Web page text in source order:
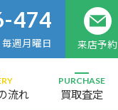
474
週月曜日 来店予約
流れ
PURCHASE
買取査定